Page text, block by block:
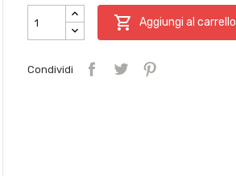
 Aggiungi al carrello
Condividi